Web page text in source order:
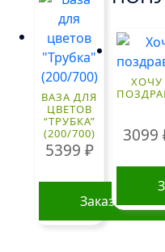
ВАЗА ДЛЯ
ЦВЕТОВ
“ТРУБКА”
(200/700)
5399 ₽
Заказать
ХОЧУ
3099